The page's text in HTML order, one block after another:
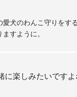
犬のわんこ守りをす
すように。
楽しみたいですよ